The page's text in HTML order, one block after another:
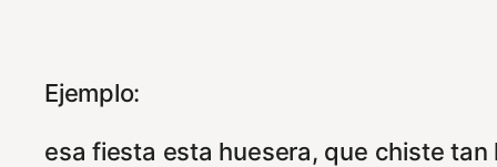
Ejemplo:
esa fiesta esta huesera, que chiste tan